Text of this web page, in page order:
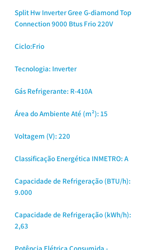
Split Hw Inverter Gree G-diamond Top
Connection 9000 Btus Frio 220V
Ciclo:Frio
Tecnologia: Inverter
Gás Refrigerante: R-410A
Área do Ambiente Até (m²): 15
Voltagem (V): 220
Classificação Energética INMETRO: A
Capacidade de Refrigeração (BTU/h):
9.000
Capacidade de Refrigeração (kWh/h):
2,63